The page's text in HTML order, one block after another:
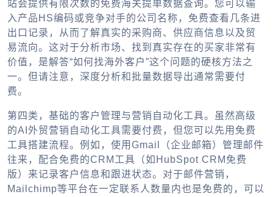
站会提供有限次数的免费海关提单数据查询。您可以输
入产品HS编码或竞争对手的公司名称，免费查看几条进
出口记录，从而了解真实的采购商、供应商信息以及贸
易流向。这对于分析市场、找到真实存在的买家非常有
价值，是解答“如何找海外客户”这个问题的硬核方法之
一。但请注意，深度分析和批量数据导出通常需要付
费。
第四类，基础的客户管理与营销自动化工具。虽然高级
的AI外贸营销自动化工具需要付费，但您可以先用免费
工具搭建流程。例如，使用Gmail（企业邮箱）管理邮件
往来，配合免费的CRM工具（如HubSpot CRM免费
版）来记录客户信息和跟进状态。对于邮件营销，
Mailchimp等平台在一定联系人数量内也是免费的，可以